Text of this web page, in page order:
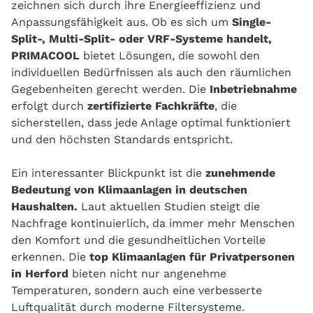
zeichnen sich durch ihre Energieeffizienz und
Anpassungsfähigkeit aus. Ob es sich um Single-
Split-, Multi-Split- oder VRF-Systeme handelt,
PRIMACOOL bietet Lösungen, die sowohl den
individuellen Bedürfnissen als auch den räumlichen
Gegebenheiten gerecht werden. Die Inbetriebnahme
erfolgt durch zertifizierte Fachkräfte, die
sicherstellen, dass jede Anlage optimal funktioniert
und den höchsten Standards entspricht.
Ein interessanter Blickpunkt ist die zunehmende
Bedeutung von Klimaanlagen in deutschen
Haushalten. Laut aktuellen Studien steigt die
Nachfrage kontinuierlich, da immer mehr Menschen
den Komfort und die gesundheitlichen Vorteile
erkennen. Die top Klimaanlagen für Privatpersonen
in Herford bieten nicht nur angenehme
Temperaturen, sondern auch eine verbesserte
Luftqualität durch moderne Filtersysteme.